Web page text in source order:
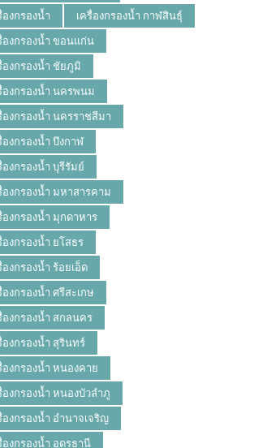
องกรองน้ำ
เครื่องกรองน้ำ กาฬสินธุ์
องกรองน้ำ ขอนแก่น
องกรองน้ำ ชัยภูมิ
องกรองน้ำ นครพนม
องกรองน้ำ นครราชสีมา
องกรองน้ำ บึงกาฬ
องกรองน้ำ บุรีรัมย์
องกรองน้ำ มหาสารคาม
องกรองน้ำ มุกดาหาร
องกรองน้ำ ยโสธร
องกรองน้ำ ร้อยเอ็ด
องกรองน้ำ ศรีสะเกษ
องกรองน้ำ สกลนคร
องกรองน้ำ สุรินทร์
องกรองน้ำ หนองคาย
องกรองน้ำ หนองบัวลำภู
องกรองน้ำ อำนาจเจริญ
องกรองน้ำ อุดรธานี